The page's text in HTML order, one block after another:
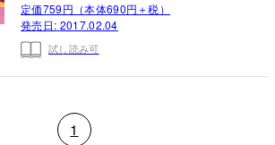
定価759円（本体690円＋税）
発売日: 2017.02.04
試し読み可
1